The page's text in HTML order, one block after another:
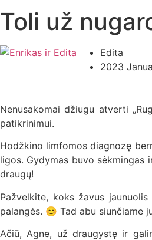
Toli už
Edita
2023
Nenusakomai džiugu atverti
patikrinimui.
Hodžkino limfomos diagnozę
ligos. Gydymas buvo sėkmingas
draugų!
Pažvelkite, koks žavus
palangės. 😊 Tad abu siunčiame
Ačiū, Agne, už draugystę ir